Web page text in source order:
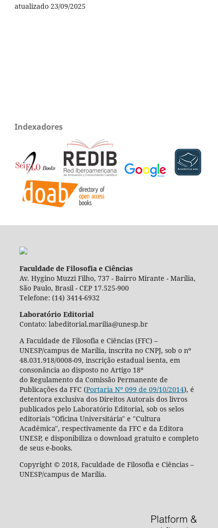
atualizado 23/09/2025
Indexadores
Faculdade de Filosofia e Ciências
Av. Hygino Muzzi Filho, 737 - Bairro Mirante - Marília,
São Paulo, Brasil - CEP 17.525-900
Telefone: (14) 3414-6932
Laboratório Editorial
Contato: labeditorial.marilia@unesp.br
A Faculdade de Filosofia e Ciências (FFC) –
UNESP/campus de Marília, inscrita no CNPJ, sob o nº
48.031.918/0008-09, inscrição estadual isenta, em
consonância ao disposto no Artigo 18º
do Regulamento da Comissão Permanente de
Publicações da FFC (Portaria Nº 099 de 09/10/2014), é
detentora exclusiva dos Direitos Autorais dos livros
publicados pelo Laboratório Editorial, sob os selos
editoriais "Oficina Universitária" e "Cultura
Acadêmica", respectivamente da FFC e da Editora
UNESP, e disponibiliza o download gratuito e completo
de seus e-books.
Copyright © 2018, Faculdade de Filosofia e Ciências –
UNESP/campus de Marília.